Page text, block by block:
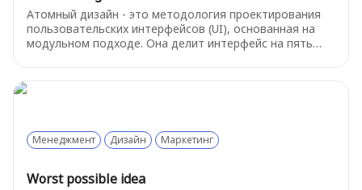
Атомный дизайн - это методология проектирования
пользовательских интерфейсов (UI), основанная на
модульном подходе. Она делит интерфейс на пять
Менеджмент Дизайн Маркетинг
Worst possible idea